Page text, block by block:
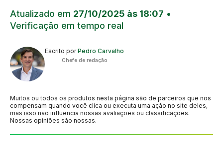
Atualizado em 27/10/2025 às 18:07 •
Verificação em tempo real
Escrito porPedro Carvalho
Chefe de redação
Muitos ou todos os produtos nesta página são de parceiros que nos
compensam quando você clica ou executa uma ação no site deles,
mas isso não influencia nossas avaliações ou classificações.
Nossas opiniões são nossas.